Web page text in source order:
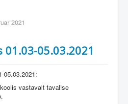
2021
05.03.2021
05.03.2021:
vastavalt tavalise